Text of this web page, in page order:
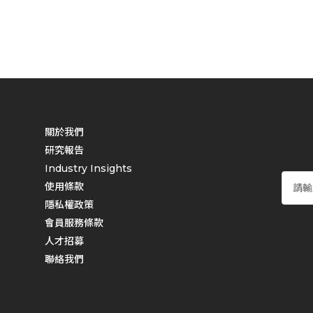
關於我們
研究報告
Industry Insights
使用條款
隱私權政策
會員服務條款
人才招募
聯絡我們